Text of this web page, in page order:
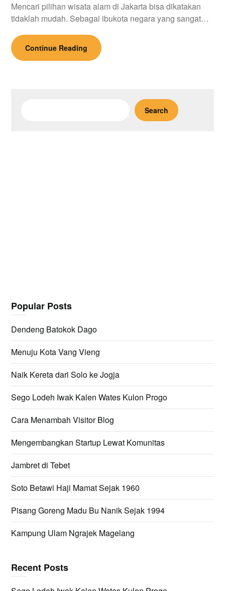
Mencari pilihan wisata alam di Jakarta bisa dikatakan
tidaklah mudah. Sebagai ibukota negara yang sangat…
Continue Reading
Search
Popular Posts
Dendeng Batokok Dago
Menuju Kota Vang Vieng
Naik Kereta dari Solo ke Jogja
Sego Lodeh Iwak Kalen Wates Kulon Progo
Cara Menambah Visitor Blog
Mengembangkan Startup Lewat Komunitas
Jambret di Tebet
Soto Betawi Haji Mamat Sejak 1960
Pisang Goreng Madu Bu Nanik Sejak 1994
Kampung Ulam Ngrajek Magelang
Recent Posts